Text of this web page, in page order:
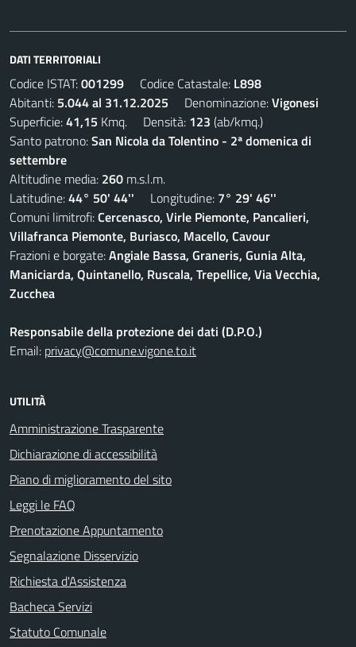
DATI TERRITORIALI
Codice ISTAT:001299 Codice Catastale: L898
Abitanti: 5.044 al 31.12.2025 Denominazione:Vigonesi
Superficie:41,15 Kmq. Densità: 123 (ab/kmq.)
Santo patrono:San Nicola da Tolentino - 2ª domenica di
settembre
Altitudine media: 260 m.s.l.m.
Latitudine:44° 50' 44'' Longitudine: 7° 29' 46''
Comuni limitrofi:Cercenasco, Virle Piemonte, Pancalieri,
Villafranca Piemonte, Buriasco, Macello, Cavour
Frazioni e borgate:Angiale Bassa, Graneris, Gunia Alta,
Maniciarda, Quintanello, Ruscala, Trepellice, Via Vecchia,
Zucchea
Responsabile della protezione dei dati (D.P.O.)
Email: privacy@comune.vigone.to.it
UTILITÀ
Amministrazione Trasparente
Dichiarazione di accessibilità
Piano di miglioramento del sito
Leggi le FAQ
Prenotazione Appuntamento
Segnalazione Disservizio
Richiesta d'Assistenza
Bacheca Servizi
Statuto Comunale